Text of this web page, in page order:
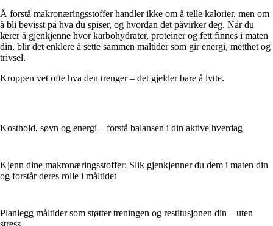
Å forstå makronæringsstoffer handler ikke om å telle kalorier, men om
å bli bevisst på hva du spiser, og hvordan det påvirker deg. Når du
lærer å gjenkjenne hvor karbohydrater, proteiner og fett finnes i maten
din, blir det enklere å sette sammen måltider som gir energi, metthet og
trivsel.
Kroppen vet ofte hva den trenger – det gjelder bare å lytte.
Kosthold, søvn og energi – forstå balansen i din aktive hverdag
Kjenn dine makronæringsstoffer: Slik gjenkjenner du dem i maten din
og forstår deres rolle i måltidet
Planlegg måltider som støtter treningen og restitusjonen din – uten
stress